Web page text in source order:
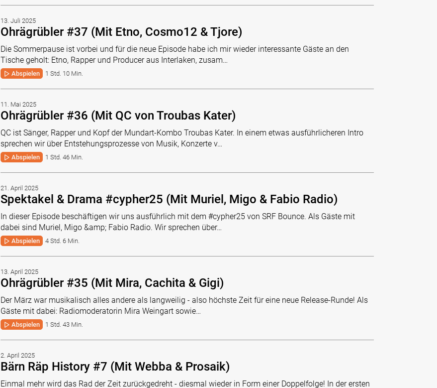
13. Juli 2025
Ohrägrübler #37 (Mit Etno, Cosmo12 & Tjore)
Die Sommerpause ist vorbei und für die neue Episode habe ich mir wieder interessante Gäste an den
Tische geholt: Etno, Rapper und Producer aus Interlaken, zusam…
Abspielen 1 Std. 10 Min.
11. Mai 2025
Ohrägrübler #36 (Mit QC von Troubas Kater)
QC ist Sänger, Rapper und Kopf der Mundart-Kombo Troubas Kater. In einem etwas ausführlicheren Intro
sprechen wir über Entstehungsprozesse von Musik, Konzerte v…
Abspielen 1 Std. 46 Min.
21. April 2025
Spektakel & Drama #cypher25 (Mit Muriel, Migo & Fabio Radio)
In dieser Episode beschäftigen wir uns ausführlich mit dem #cypher25 von SRF Bounce. Als Gäste mit
dabei sind Muriel, Migo &amp; Fabio Radio. Wir sprechen über…
Abspielen 4 Std. 6 Min.
13. April 2025
Ohrägrübler #35 (Mit Mira, Cachita & Gigi)
Der März war musikalisch alles andere als langweilig - also höchste Zeit für eine neue Release-Runde! Als
Gäste mit dabei: Radiomoderatorin Mira Weingart sowie…
Abspielen 1 Std. 43 Min.
2. April 2025
Bärn Räp History #7 (Mit Webba & Prosaik)
Einmal mehr wird das Rad der Zeit zurückgedreht - diesmal wieder in Form einer Doppelfolge! In der ersten